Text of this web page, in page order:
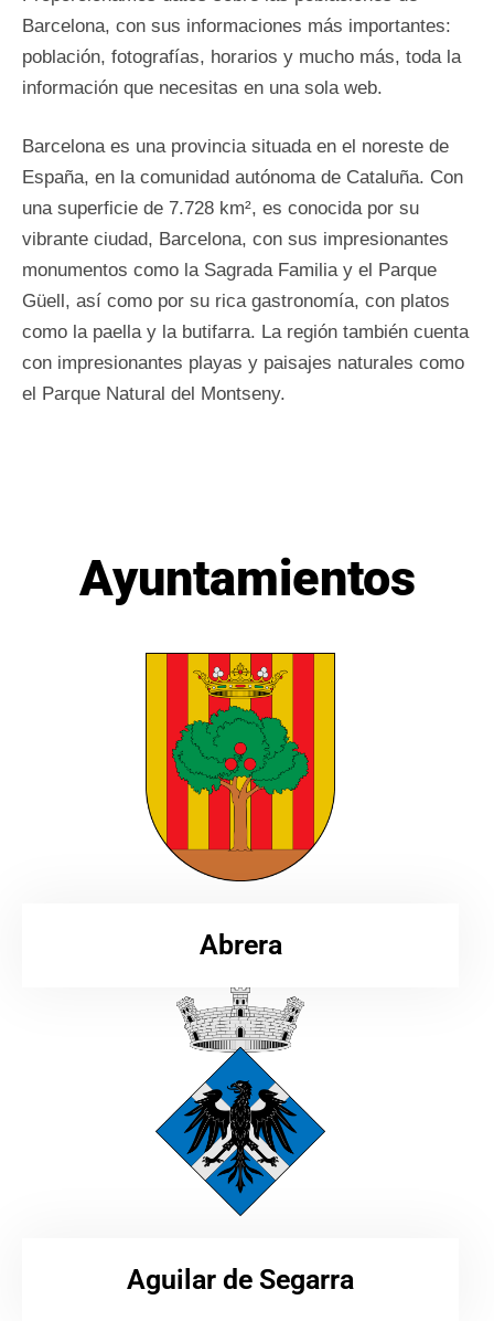
Barcelona, con sus informaciones más importantes:
población, fotografías, horarios y mucho más, toda la
información que necesitas en una sola web.
Barcelona es una provincia situada en el noreste de
España, en la comunidad autónoma de Cataluña. Con
una superficie de 7.728 km², es conocida por su
vibrante ciudad, Barcelona, con sus impresionantes
monumentos como la Sagrada Familia y el Parque
Güell, así como por su rica gastronomía, con platos
como la paella y la butifarra. La región también cuenta
con impresionantes playas y paisajes naturales como
el Parque Natural del Montseny.
Ayuntamientos
Abrera
Aguilar de Segarra